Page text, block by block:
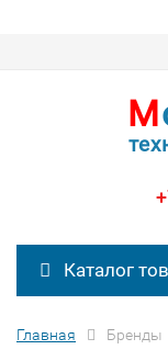
М
Каталог
Главная Бренды